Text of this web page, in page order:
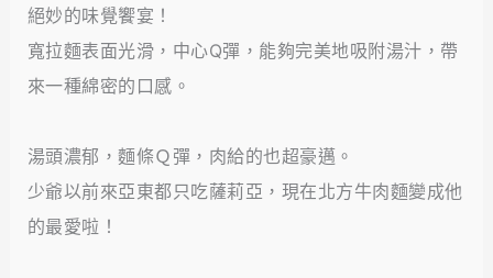
絕妙的味覺饗宴！
寬拉麵表面光滑，中心Q彈，能夠完美地吸附湯汁，帶
來一種綿密的口感。
湯頭濃郁，麵條Ｑ彈，肉給的也超豪邁。
少爺以前來亞東都只吃薩莉亞，現在北方牛肉麵變成他
的最愛啦！